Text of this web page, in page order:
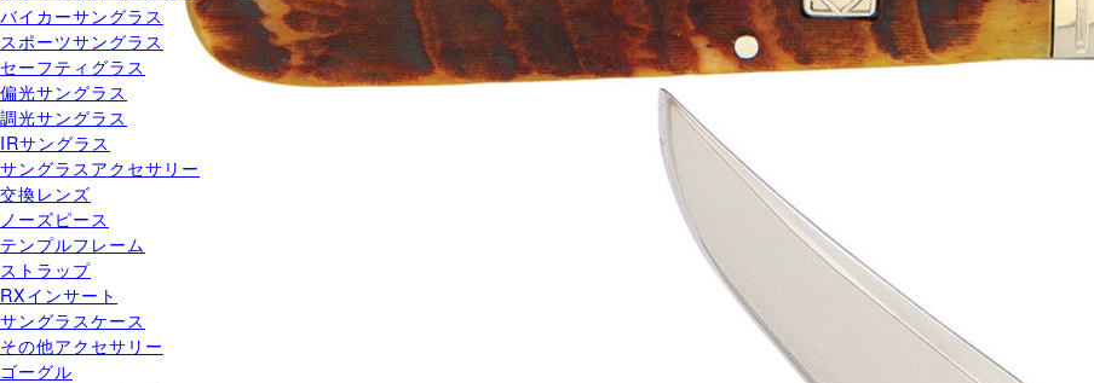
バイカーサングラス
スポーツサングラス
セーフティグラス
偏光サングラス
調光サングラス
IRサングラス
サングラスアクセサリー
交換レンズ
ノーズピース
テンプルフレーム
ストラップ
RXインサート
サングラスケース
その他アクセサリー
ゴーグル